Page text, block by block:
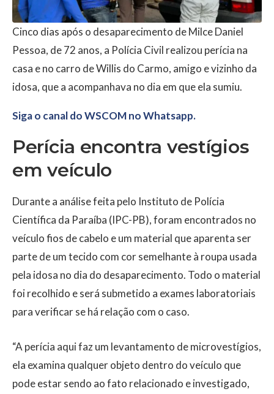
Cinco dias após o desaparecimento de Milce Daniel
Pessoa, de 72 anos, a Polícia Civil realizou perícia na
casa e no carro de Willis do Carmo, amigo e vizinho da
idosa, que a acompanhava no dia em que ela sumiu.
Siga o canal do WSCOM no Whatsapp.
Perícia encontra vestígios
em veículo
Durante a análise feita pelo Instituto de Polícia
Científica da Paraíba (IPC-PB), foram encontrados no
veículo fios de cabelo e um material que aparenta ser
parte de um tecido com cor semelhante à roupa usada
pela idosa no dia do desaparecimento. Todo o material
foi recolhido e será submetido a exames laboratoriais
para verificar se há relação com o caso.
“A perícia aqui faz um levantamento de microvestígios,
ela examina qualquer objeto dentro do veículo que
pode estar sendo ao fato relacionado e investigado,